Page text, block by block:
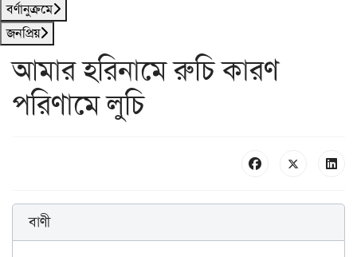
বর্ণানুক্রমে
জনপ্রিয়
আমার হরিনামে রুচি কারণ
পরিণামে লুচি
বাণী